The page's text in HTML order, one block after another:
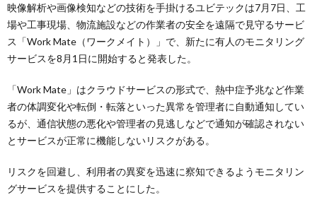
映像解析や画像検知などの技術を手掛けるユビテックは7月7日、工
場や工事現場、物流施設などの作業者の安全を遠隔で見守るサービ
ス「Work Mate（ワークメイト）」で、新たに有人のモニタリング
サービスを8月1日に開始すると発表した。
「Work Mate」はクラウドサービスの形式で、熱中症予兆など作業
者の体調変化や転倒・転落といった異常を管理者に自動通知してい
るが、通信状態の悪化や管理者の見逃しなどで通知が確認されない
とサービスが正常に機能しないリスクがある。
リスクを回避し、利用者の異変を迅速に察知できるようモニタリン
グサービスを提供することにした。